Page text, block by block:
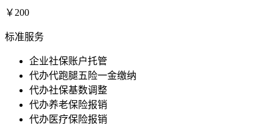
￥200
标准服务
企业社保账户托管
代办代跑腿五险一金缴纳
代办社保基数调整
代办养老保险报销
代办医疗保险报销